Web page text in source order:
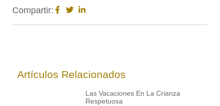
Compartir:
Artículos Relacionados
Las Vacaciones En La Crianza
Respetuosa